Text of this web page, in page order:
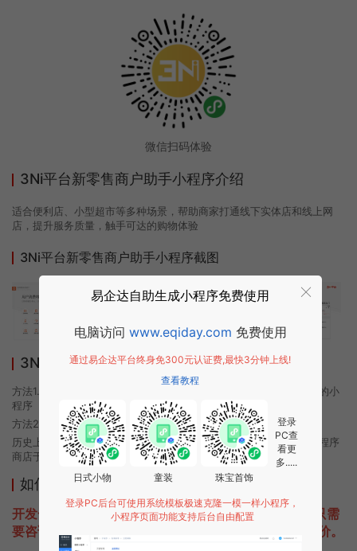
微信扫码体验
3Ni平台新零售商户助手小程序介绍
适合便利店、小型超市等多种场景，帮助商家打通线下实体店和线上网
店，提升服务质量，触手可达的购物体验
3Ni平台新零售商户助手小程序截图
3Ni平台新零售商户助手小程序使用方法
方法1. 使用微信扫描本页面上方二维码进入3Ni平台新零售商户助手的小
程序
方法2. 在微信中搜索“3Ni平台新零售商户助手”即可进入小程序
历史上的今时小程序由3Ni平台新零售商户助手团队开发，易企达小程序
商店于2020-10-14 17:56发布
如何开发类似3Ni平台新零售商户助手的小程序
开发一款类似3Ni平台新零售商户助手的小程序不难，只需
要咨询本站易企达客服即可为您定制开发，免费提供报价。
易企达自助生成小程序免费使用
电脑访问 www.eqiday.com 免费使用
通过易企达平台终身免300元认证费,最快3分钟上线!
查看教程
日式小物 童装 珠宝首饰
登录
PC查
看更
多.....
登录PC后台可使用系统模板极速克隆一模一样小程序，
小程序页面功能支持后台自由配置